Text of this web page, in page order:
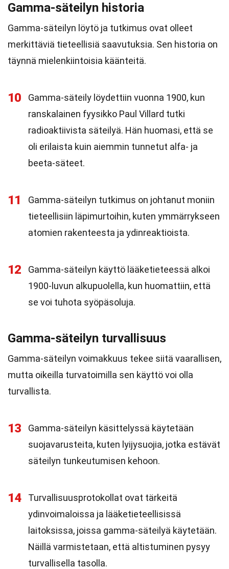
Gamma-säteilyn historia
Gamma-säteilyn löytö ja tutkimus ovat olleet
merkittäviä tieteellisiä saavutuksia. Sen historia on
täynnä mielenkiintoisia käänteitä.
10
Gamma-säteily löydettiin vuonna 1900, kun
ranskalainen fyysikko Paul Villard tutki
radioaktiivista säteilyä. Hän huomasi, että se
oli erilaista kuin aiemmin tunnetut alfa- ja
beeta-säteet.
11
Gamma-säteilyn tutkimus on johtanut moniin
tieteellisiin läpimurtoihin, kuten ymmärrykseen
atomien rakenteesta ja ydinreaktioista.
12
Gamma-säteilyn käyttö lääketieteessä alkoi
1900-luvun alkupuolella, kun huomattiin, että
se voi tuhota syöpäsoluja.
Gamma-säteilyn turvallisuus
Gamma-säteilyn voimakkuus tekee siitä vaarallisen,
mutta oikeilla turvatoimilla sen käyttö voi olla
turvallista.
13
Gamma-säteilyn käsittelyssä käytetään
suojavarusteita, kuten lyijysuojia, jotka estävät
säteilyn tunkeutumisen kehoon.
14
Turvallisuusprotokollat ovat tärkeitä
ydinvoimaloissa ja lääketieteellisissä
laitoksissa, joissa gamma-säteilyä käytetään.
Näillä varmistetaan, että altistuminen pysyy
turvallisella tasolla.